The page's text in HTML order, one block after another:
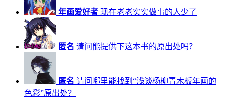
年画爱好者 现在老老实实做事的人少了
匿名 请问能提供下这本书的原出处吗？
匿名 请问哪里能找到“浅谈杨柳青木板年画的
色彩”原出处？